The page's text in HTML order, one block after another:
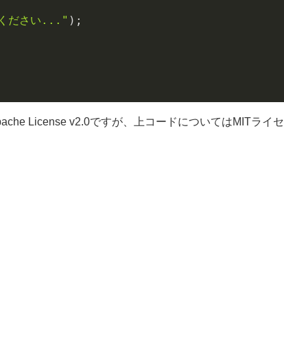
ださい..." ) ;
License v2.0ですが、上コードについてはMITライセ